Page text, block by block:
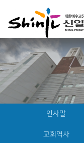
인사말
교회역사